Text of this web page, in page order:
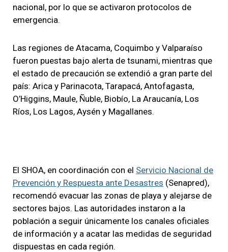
nacional, por lo que se activaron protocolos de
emergencia.
Las regiones de Atacama, Coquimbo y Valparaíso
fueron puestas bajo alerta de tsunami, mientras que
el estado de precaución se extendió a gran parte del
país: Arica y Parinacota, Tarapacá, Antofagasta,
O’Higgins, Maule, Ñuble, Biobío, La Araucanía, Los
Ríos, Los Lagos, Aysén y Magallanes.
El SHOA, en coordinación con el Servicio Nacional de
Prevención y Respuesta ante Desastres (Senapred),
recomendó evacuar las zonas de playa y alejarse de
sectores bajos. Las autoridades instaron a la
población a seguir únicamente los canales oficiales
de información y a acatar las medidas de seguridad
dispuestas en cada región.